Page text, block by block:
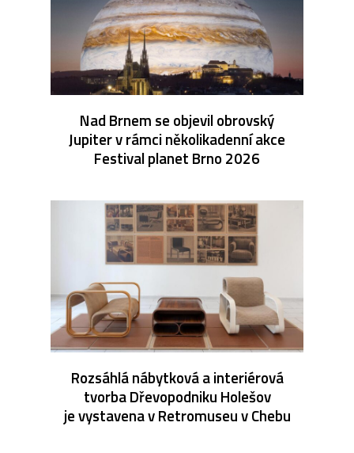
Nad Brnem se objevil obrovský
Jupiter v rámci několikadenní akce
Festival planet Brno 2026
Rozsáhlá nábytková a interiérová
tvorba Dřevopodniku Holešov
je vystavena v Retromuseu v Chebu